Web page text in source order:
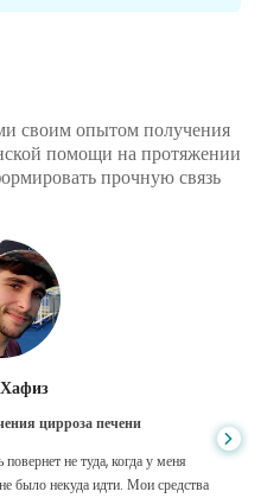
своим опытом получения
помощи на протяжении
прочную связь
цирроза печени
не туда, когда у меня
было некуда идти. Мои средства